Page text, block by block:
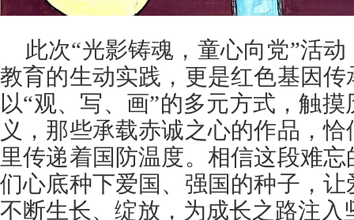
此次“光影铸魂，童心向党”活
教育的生动实践，更是红色基因
以“观、写、画”的多元方式，触
义，那些承载赤诚之心的作品，
里传递着国防温度。相信这段难
们心底种下爱国、强国的种子，
不断生长、绽放，为成长之路注入